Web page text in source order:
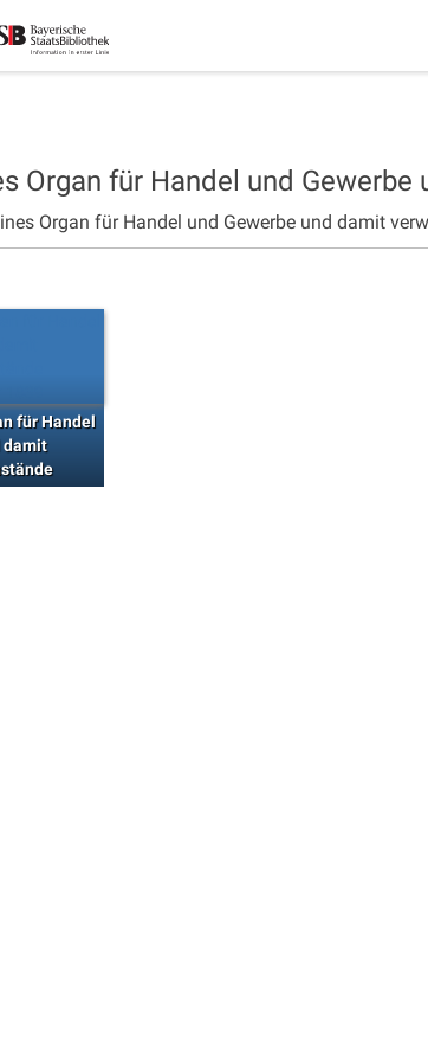
Organ für Handel und
Organ für Handel und Gewerbe und damit
für Handel
damit